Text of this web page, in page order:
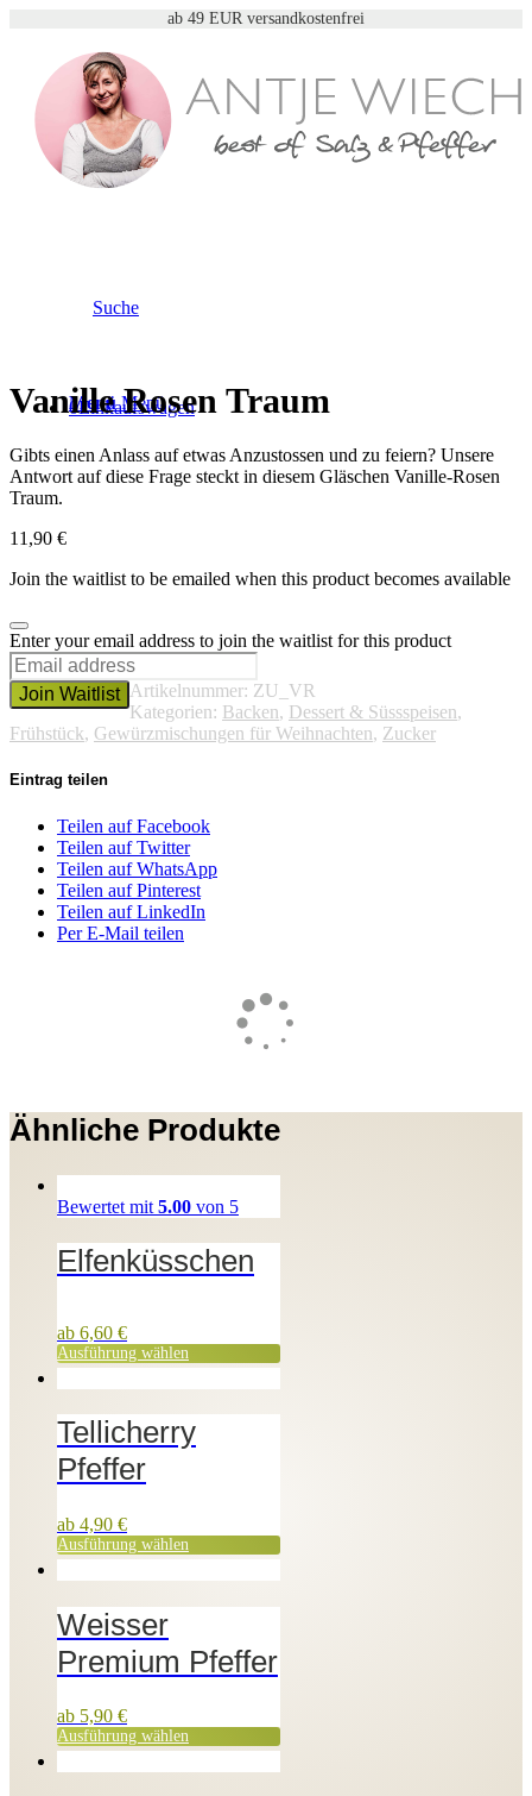
ab 49 EUR versandkostenfrei
Suche
Menü Menü
0Einkaufswagen
Vanille Rosen Traum
Gibts einen Anlass auf etwas Anzustossen und zu feiern? Unsere
Antwort auf diese Frage steckt in diesem Gläschen Vanille-Rosen
Traum.
11,90 €
Join the waitlist to be emailed when this product becomes available
Dismiss
notification
Enter your email address to join the waitlist for this product
Join Waitlist Artikelnummer: ZU_VR
Kategorien: Backen, Dessert & Süssspeisen,
Frühstück, Gewürzmischungen für Weihnachten, Zucker
Eintrag teilen
Teilen auf Facebook
Teilen auf Twitter
Teilen auf WhatsApp
Teilen auf Pinterest
Teilen auf LinkedIn
Per E-Mail teilen
Ähnliche Produkte
Bewertet mit 5.00 von 5
Elfenküsschen
ab 6,60 €
Ausführung wählen
Tellicherry
Pfeffer
ab 4,90 €
Ausführung wählen
Weisser
Premium Pfeffer
ab 5,90 €
Ausführung wählen